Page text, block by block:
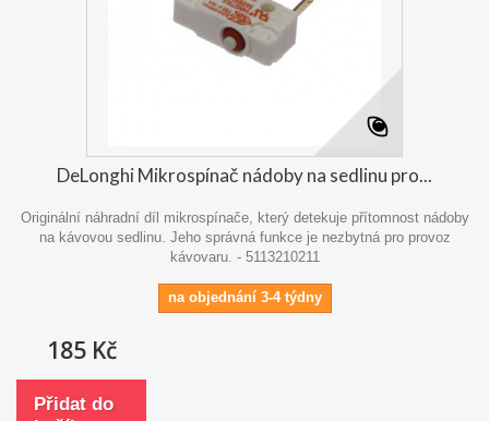
DeLonghi Mikrospínač nádoby na sedlinu pro...
Originální náhradní díl mikrospínače, který detekuje přítomnost nádoby
na kávovou sedlinu. Jeho správná funkce je nezbytná pro provoz
kávovaru. - 5113210211
na objednání 3-4 týdny
185 Kč
Přidat do